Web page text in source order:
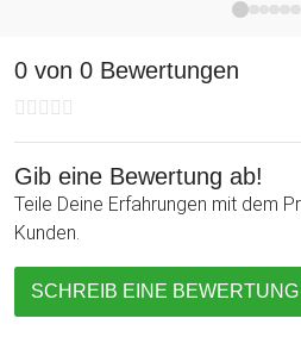
0 von 0 Bewertungen
Gib eine Bewertung ab!
Teile Deine Erfahrungen mit dem
Kunden.
SCHREIB EINE BEWERTUNG